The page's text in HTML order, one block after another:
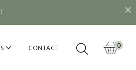
CONTACT 0